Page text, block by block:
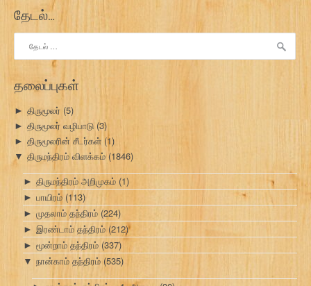
தேடல்…
தேடு:
தலைப்புகள்
► திருமூலர் (5)
► திருமூலர் வழிபாடு (3)
► திருமூலரின் சீடர்கள் (1)
▼ திருமந்திரம் விளக்கம் (1846)
► திருமந்திரம் அறிமுகம் (1)
► பாயிரம் (113)
► முதலாம் தந்திரம் (224)
► இரண்டாம் தந்திரம் (212)
► மூன்றாம் தந்திரம் (337)
▼ நான்காம் தந்திரம் (535)